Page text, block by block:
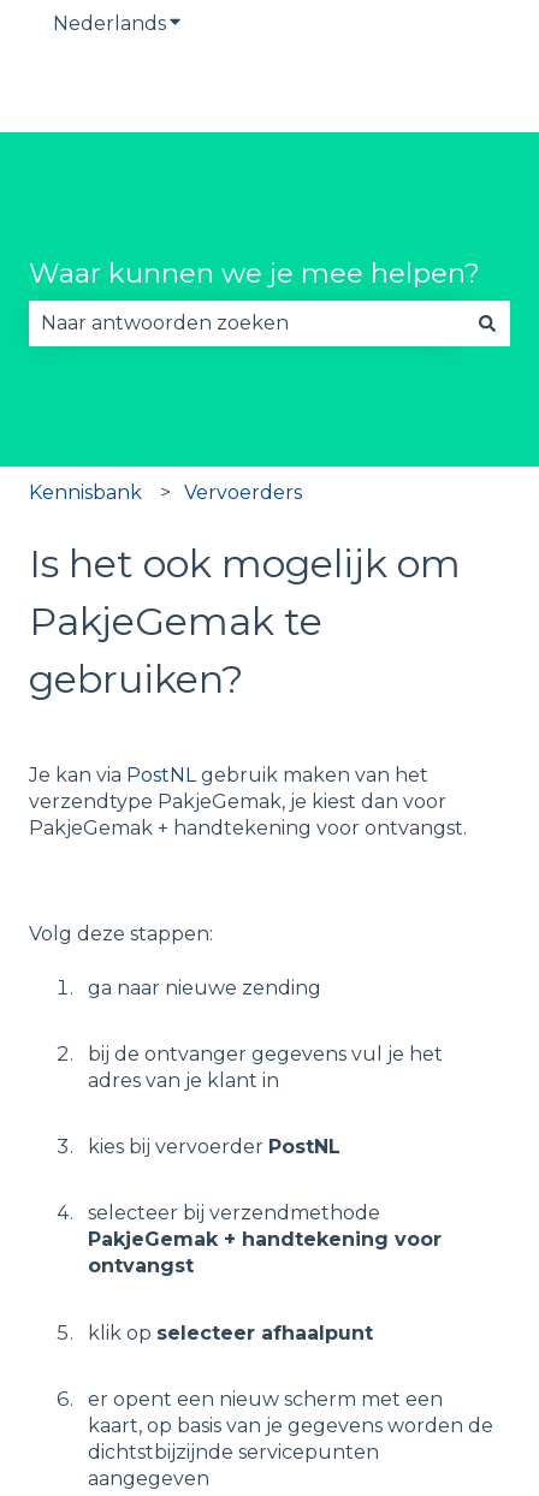
NederlandsSubmenu tonen voor vertalingen
Waar kunnen we je mee helpen?
Kennisbank Vervoerders
Is het ook mogelijk om
PakjeGemak te
gebruiken?
Je kan via PostNL gebruik maken van het
verzendtype PakjeGemak, je kiest dan voor
PakjeGemak + handtekening voor ontvangst.
Volg deze stappen:
ga naar nieuwe zending
bij de ontvanger gegevens vul je het
adres van je klant in
kies bij vervoerder PostNL
selecteer bij verzendmethode
PakjeGemak + handtekening voor
ontvangst
klik op selecteer afhaalpunt
er opent een nieuw scherm met een
kaart, op basis van je gegevens worden de
dichtstbijzijnde servicepunten
aangegeven